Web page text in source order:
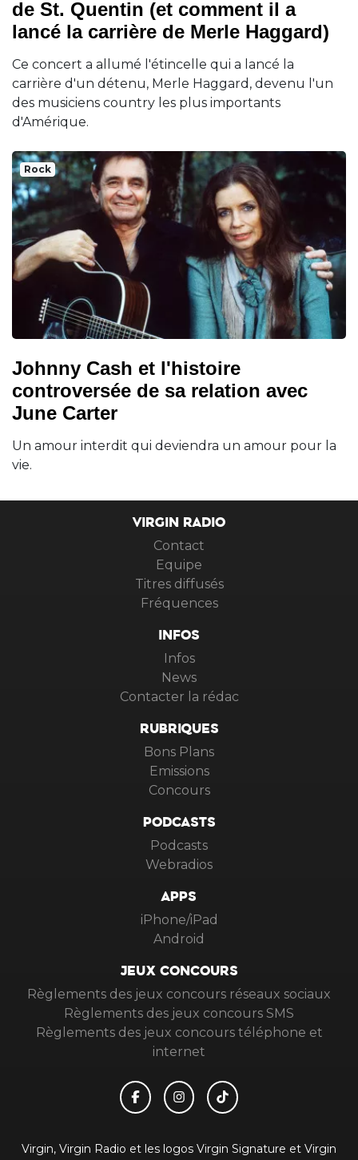
de St. Quentin (et comment il a
lancé la carrière de Merle Haggard)
Ce concert a allumé l'étincelle qui a lancé la
carrière d'un détenu, Merle Haggard, devenu l'un
des musiciens country les plus importants
d'Amérique.
Rock
Johnny Cash et l'histoire
controversée de sa relation avec
June Carter
Un amour interdit qui deviendra un amour pour la
vie.
VIRGIN RADIO
Contact
Equipe
Titres diffusés
Fréquences
INFOS
Infos
News
Contacter la rédac
RUBRIQUES
Bons Plans
Emissions
Concours
PODCASTS
Podcasts
Webradios
APPS
iPhone/iPad
Android
JEUX CONCOURS
Règlements des jeux concours réseaux sociaux
Règlements des jeux concours SMS
Règlements des jeux concours téléphone et
internet
Virgin, Virgin Radio et les logos Virgin Signature et Virgin